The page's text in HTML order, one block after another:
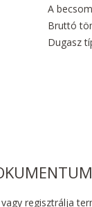
A
Bruttó
Dugasz
regisztrálja